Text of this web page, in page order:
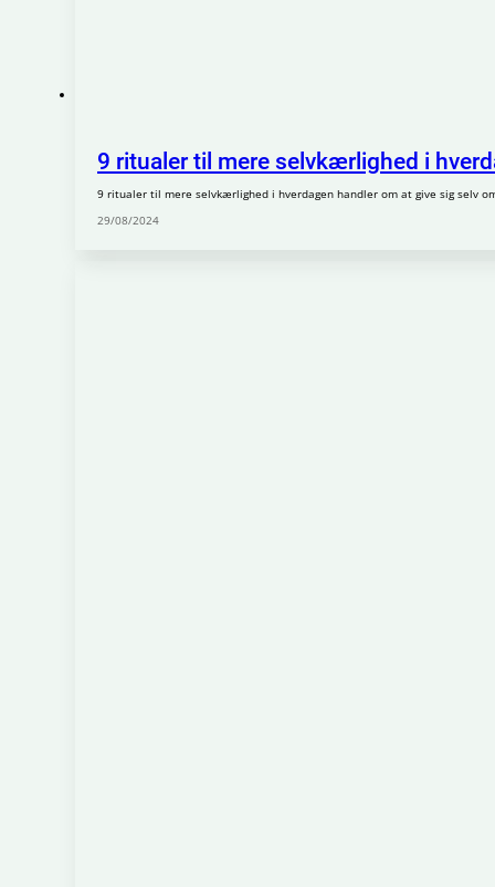
9 ritualer til mere selvkærlighed i
9 ritualer til mere selvkærlighed i hverdagen handler om at give sig selv
29/08/2024